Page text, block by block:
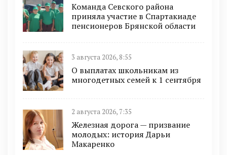
Команда Севского района
приняла участие в Спартакиаде
пенсионеров Брянской области
3 августа 2026, 8:55
О выплатах школьникам из
многодетных семей к 1 сентября
2 августа 2026, 7:35
Железная дорога — призвание
молодых: история Дарьи
Макаренко